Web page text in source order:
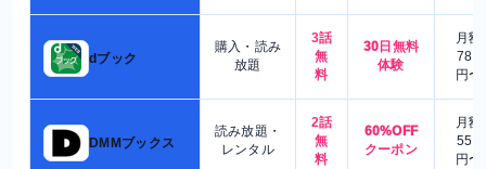
dブック
購入・読み
放題
3話
無
料
30日無料
体験
月額
780
円〜
DMMブックス
読み放題・
レンタル
2話
無
料
60%OFF
クーポン
月額
550
円〜